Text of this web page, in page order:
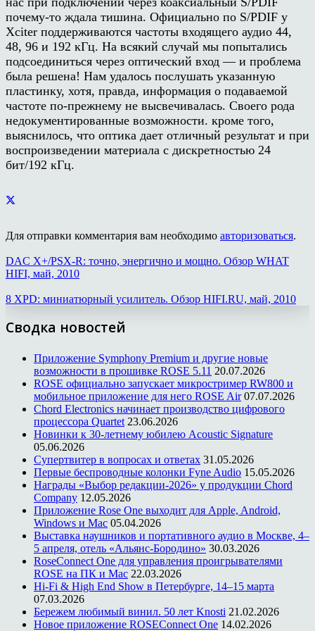
почему-то ждала тишина. Официально по S/PDIF у
Xciter поддерживаются частоты входящего аудио 44,
48, 96 и 192 кГц. На всякий случай мы попытались
подсоединиться через оптический вход — и проблема
была решена! Нам удалось послушать указанную
пластинку, хотя, правда, информация о подаваемой
частоте по-прежнему не высвечивалась. Своего рода
недокументированные возможности. кроме того,
выяснилось, что оптика дает отличный результат и при
воспроизведении материала с дискретностью 24
бит/192 кГц.
Для отправки комментария вам необходимо авторизоваться.
DAC X+/PSX-R: точно, энергично и мощно. Обзор WHAT
HIFI, май, 2010
8 XPD: миниатюрный усилитель. Обзор HIFI.RU, май, 2010
Сводка новостей
Приложение Symphony Premium и другие новые
возможности в прошивке ROSE 5.11 20.07.2026
ROSE официально запускает микростример RW800 и
мобильное приложение для него ROSE Air 07.07.2026
Chord Electronics начинает производство цифрового
процессора Quartet 23.06.2026
Новинки к 30-летнему юбилею Acoustic Signature
05.06.2026
Супертвитер в вопросах и ответах 31.05.2026
Первые беспроводные колонки Fyne Audio 15.05.2026
Награды «Выбор редакции-2026» у продукции Chord
Company 12.05.2026
Приложение Rose One выходит для Apple, Android,
Windows и Mac 05.04.2026
Выставка наушников и портативного аудио в Москве, 4–
5 апреля, отель «Альянс-Бородино» 30.03.2026
RoseConnect One для управления проигрывателями
ROSE на ПК и Mac 22.03.2026
Hi-Fi & High End Show в Петербурге, 14–15 марта
07.03.2026
Бережем любимый винил. 50 лет Knosti 21.02.2026
Новое приложение ROSEConnect One 14.02.2026